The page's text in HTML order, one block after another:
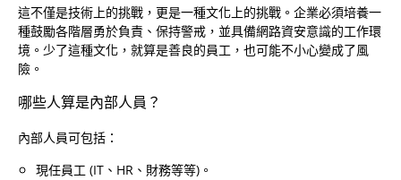
這不僅是技術上的挑戰，更是一種文化上的挑戰。企業必須培養一
種鼓勵各階層勇於負責、保持警戒，並具備網路資安意識的工作環
境。少了這種文化，就算是善良的員工，也可能不小心變成了風
險。
哪些人算是內部人員？
內部人員可包括：
現任員工 (IT、HR、財務等等)。